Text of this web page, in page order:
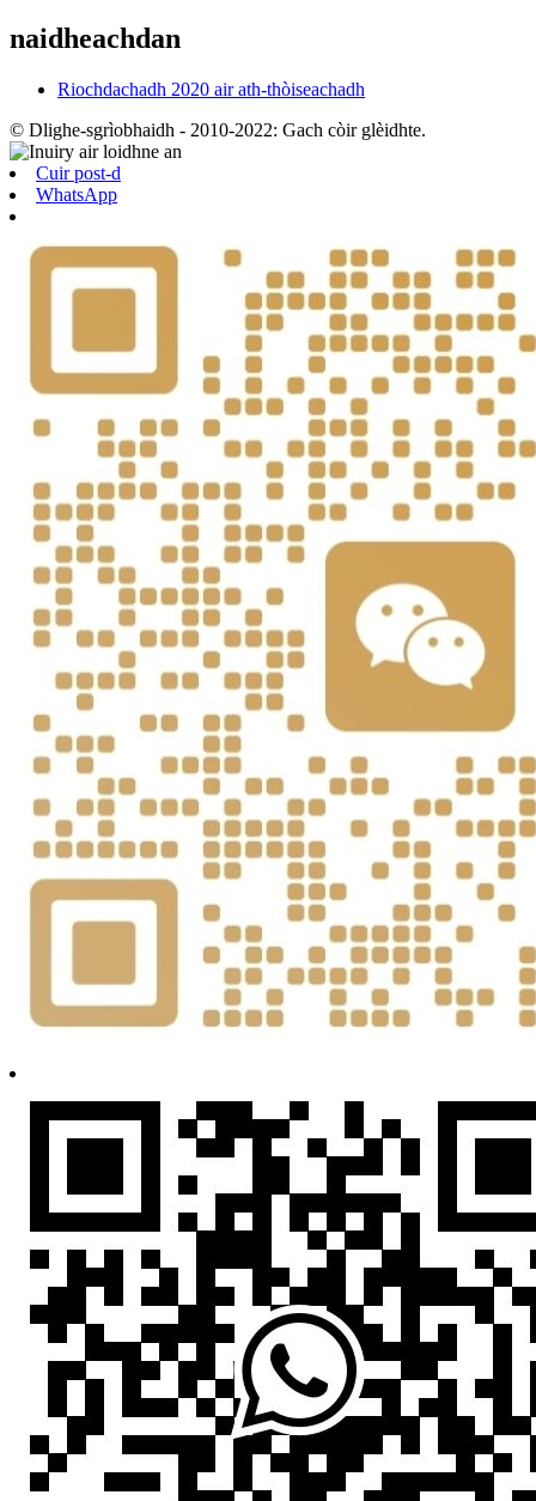
naidheachdan
Riochdachadh 2020 air ath-thòiseachadh
© Dlighe-sgrìobhaidh - 2010-2022: Gach còir glèidhte.
Cuir post-d
WhatsApp